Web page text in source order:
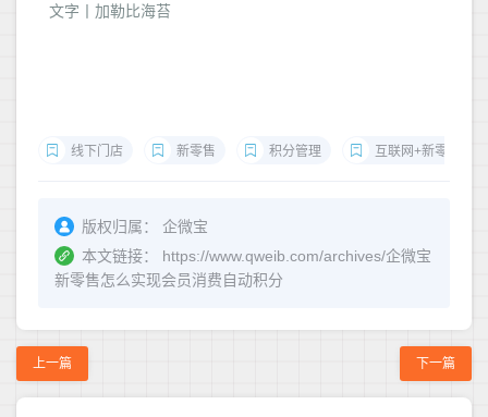
文字丨加勒比海苔
线下门店 新零售 积分管理 互联网+新零售
版权归属：
企微宝
本文链接：
https://www.qweib.com/archives/企微宝
新零售怎么实现会员消费自动积分
上一篇 下一篇